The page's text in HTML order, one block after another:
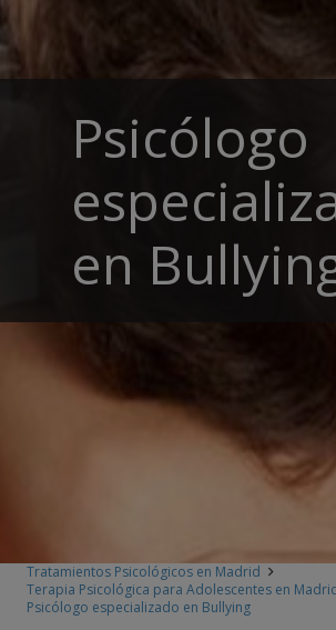
Psicólogo
en
Tratamientos Psicológicos en Madrid
Terapia Psicológica para Adolescentes en
Psicólogo especializado en Bullying